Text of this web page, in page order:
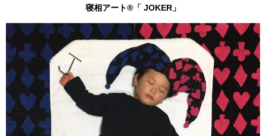
寝相アート®「 JOKER」